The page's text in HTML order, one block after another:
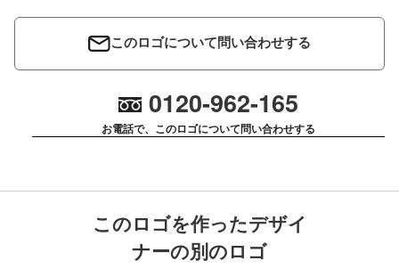
このロゴについて問い合わせする
0120-962-165
お電話で、このロゴについて問い合わせする
このロゴを作ったデザイ
ナーの別のロゴ